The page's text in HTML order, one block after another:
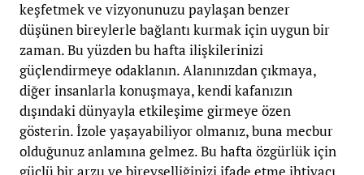
keşfetmek ve vizyonunuzu paylaşan benzer
düşünen bireylerle bağlantı kurmak için uygun bir
zaman.Bu yüzden bu hafta ilişkilerinizi
güçlendirmeye odaklanın. Alanınızdan çıkmaya,
diğer insanlarla konuşmaya, kendi kafanızın
dışındaki dünyayla etkileşime girmeye özen
gösterin. İzole yaşayabiliyor olmanız, buna mecbur
olduğunuz anlamına gelmez.Bu hafta özgürlük için
güçlü bir arzu ve bireyselliğinizi ifade etme ihtiyacı